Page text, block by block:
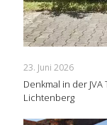
23. Juni 2026
Denkmal in der
Lichtenberg